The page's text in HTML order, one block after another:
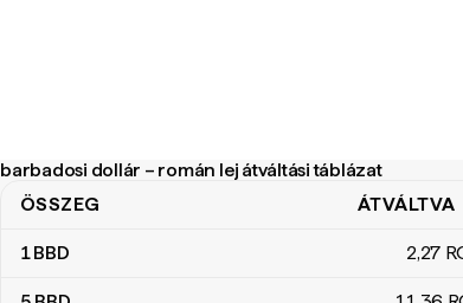
barbadosi dollár – román lej átváltási táblázat
barbadosi dollár – román lej átváltási táblázat
ÖSSZEG ÁTVÁLTVA
1BBD 2,27